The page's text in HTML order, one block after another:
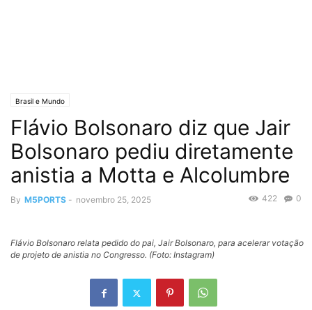
Brasil e Mundo
Flávio Bolsonaro diz que Jair
Bolsonaro pediu diretamente
anistia a Motta e Alcolumbre
By M5PORTS - novembro 25, 2025 0
422
Flávio Bolsonaro relata pedido do pai, Jair Bolsonaro, para acelerar votação
de projeto de anistia no Congresso. (Foto: Instagram)